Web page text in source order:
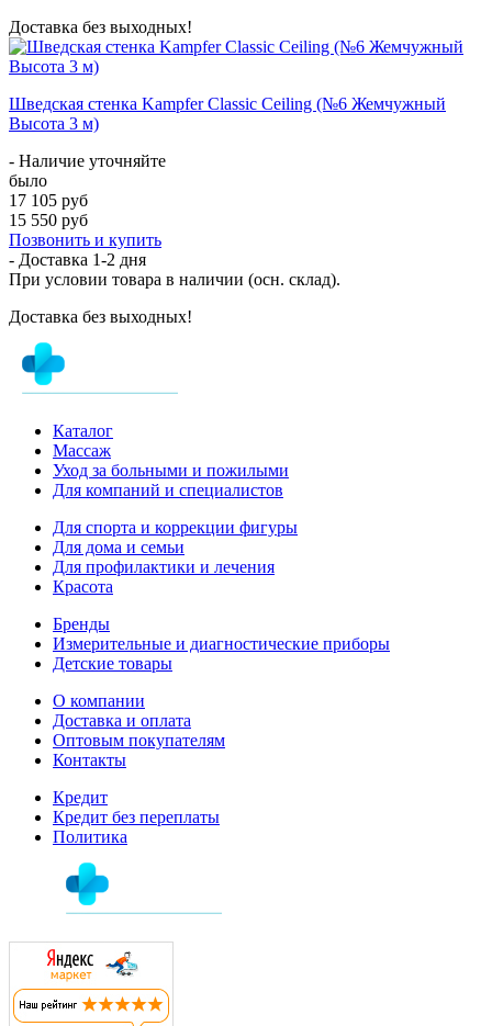
Доставка без выходных!
Шведская стенка Kampfer Classic Ceiling (№6 Жемчужный
Высота 3 м)
- Наличие уточняйте
было
17 105 руб
15 550 руб
Позвонить и купить
- Доставка 1-2 дня
При условии товара в наличии (осн. склад).
Доставка без выходных!
Каталог
Массаж
Уход за больными и пожилыми
Для компаний и специалистов
Для спорта и коррекции фигуры
Для дома и семьи
Для профилактики и лечения
Красота
Бренды
Измерительные и диагностические приборы
Детские товары
О компании
Доставка и оплата
Оптовым покупателям
Контакты
Кредит
Кредит без переплаты
Политика